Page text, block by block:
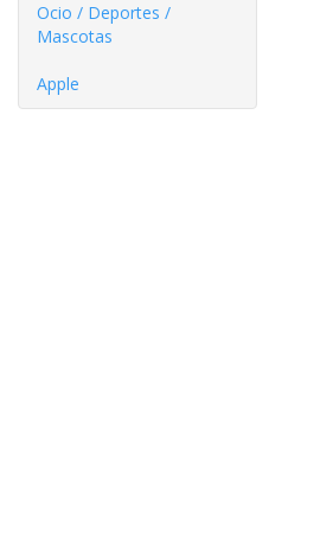
Ocio / Deportes /
Mascotas
Apple